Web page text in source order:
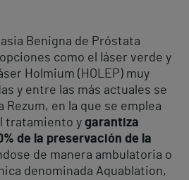
Benigna de Próstata
como el láser verde y
Holmium (HOLEP) muy
y entre las más actuales se
en la que se emplea
tratamiento y garantiza
de la preservación de la
de manera ambulatoria o
denominada Aquablation,